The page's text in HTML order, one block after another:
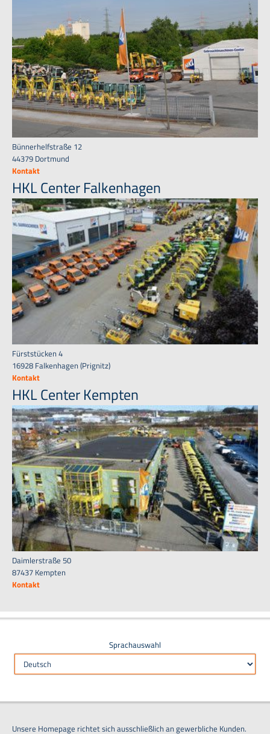
Bünnerhelfstraße 12
44379 Dortmund
Kontakt
HKL Center Falkenhagen
Fürststücken 4
16928 Falkenhagen (Prignitz)
Kontakt
HKL Center Kempten
Daimlerstraße 50
87437 Kempten
Kontakt
Sprachauswahl
Unsere Homepage richtet sich ausschließlich an gewerbliche Kunden.